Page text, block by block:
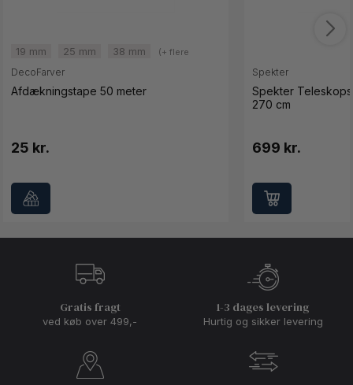
19 mm 25 mm 38 mm
(+ flere
DecoFarver
Afdækningstape 50 meter
25 kr.
Spekter
Spekter
270 cm
699 kr.
Gratis fragt
ved køb over 499,-
1-3 dages levering
Hurtig og sikker levering